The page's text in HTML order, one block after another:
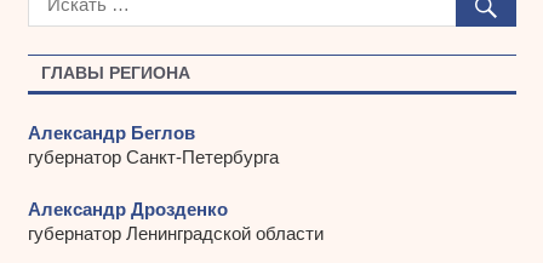
ГЛАВЫ РЕГИОНА
Александр Беглов
губернатор Санкт-Петербурга
Александр Дрозденко
губернатор Ленинградской области
ы